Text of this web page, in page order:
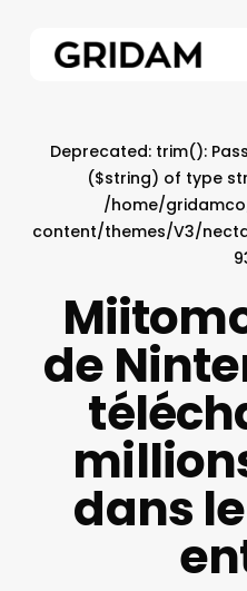
Deprecated: trim():
($string) of type
/home/
content/themes/V3/
de
dans